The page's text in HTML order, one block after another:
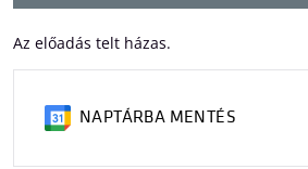
Az előadás telt házas.
NAPTÁRBA MENTÉS